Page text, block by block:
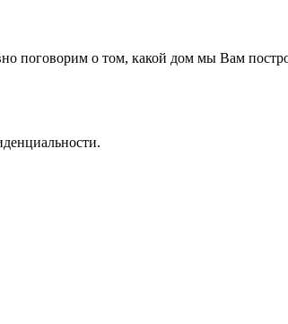
поговорим о том, какой дом мы Вам